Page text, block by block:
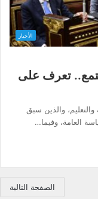
الأخبار
تعرف على
والتعليم، والذين سبق
العامة، وفيما…
الصفحة التالية